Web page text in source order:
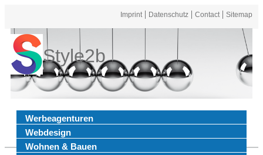
Imprint Datenschutz Contact Sitemap
Style2b
Werbeagenturen
Webdesign
Wohnen & Bauen